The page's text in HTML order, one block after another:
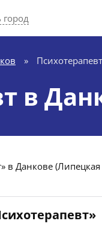
город
» Психотерапевт
в
в Данкове